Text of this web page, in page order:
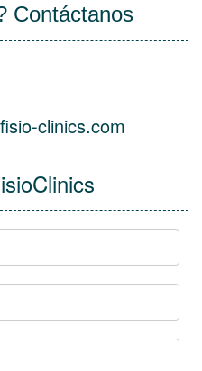
Contáctanos
clinics.com